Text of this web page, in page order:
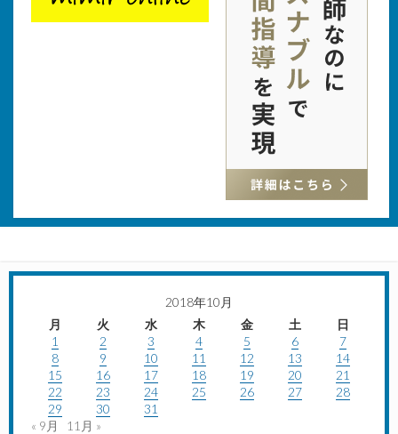
2018年10月
月
火 水 木 金 土
日
1
2 3 4 5 6
7
8
9 10 11 12 13
14
15
16 17 18 19 20
21
22
23 24 25 26 27
28
29
30
31
« 9月
11月 »